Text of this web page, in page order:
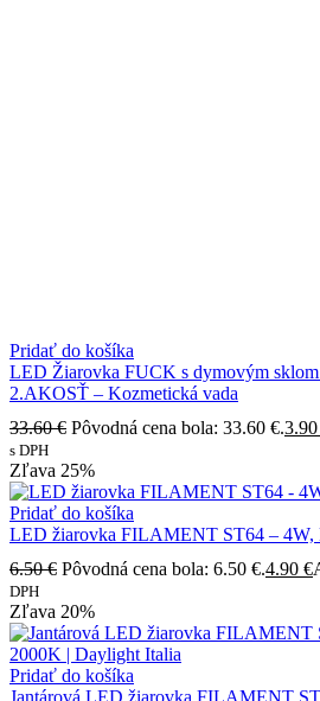
Pridať do košíka
LED Žiarovka FUCK s dymovým
2.AKOSŤ – Kozmetická vada
33.60€ Pôvodná cena bola: 33.60 €.3.90
s DPH
Zľava 25%
Pridať do košíka
LED žiarovka FILAMENT ST64 – 4W,
6.50€ Pôvodná cena bola: 6.50 €.4.90 €
DPH
Zľava 20%
Pridať do košíka